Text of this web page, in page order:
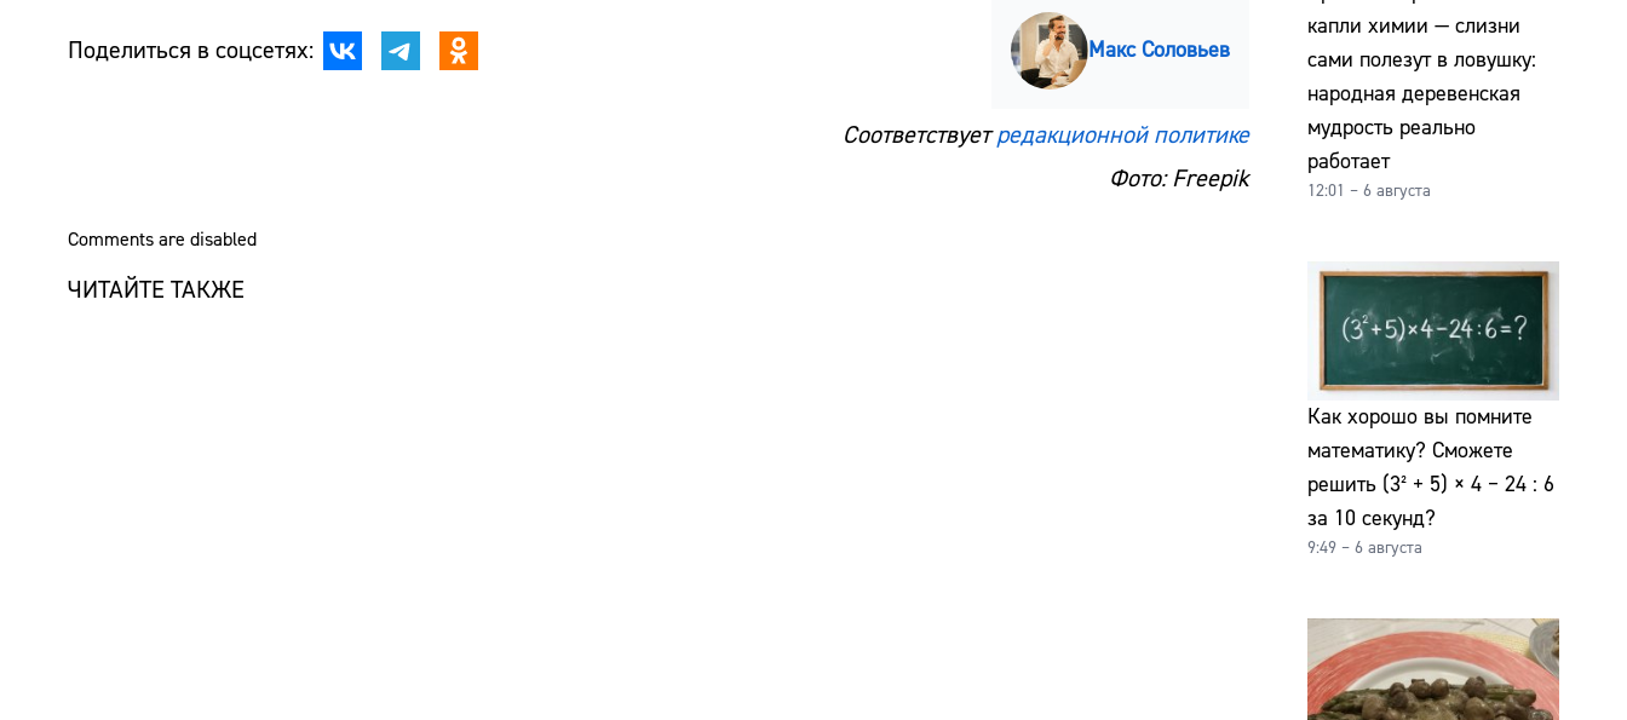
Поделиться в соцсетях: Макс Соловьев
Соответствуетредакционной политике
Фото: Freepik
Comments are disabled
ЧИТАЙТЕ ТАКЖЕ
капли химии — слизни
сами полезут в ловушку:
народная деревенская
мудрость реально
работает
12:01 – 6 августа
Как хорошо вы помните
математику? Сможете
решить (3² + 5) × 4 − 24 : 6
за 10 секунд?
9:49 – 6 августа